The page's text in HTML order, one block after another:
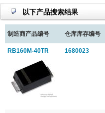
以下产品搜索结果
制造商产品编号 仓库库存编号
RB160M-40TR 1680023